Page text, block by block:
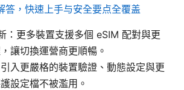
答，快速上手与安全要点全覆盖
：更多裝置支援多個 eSIM 配對與更
讓切換運營商更順暢。
入更嚴格的裝置驗證、動態設定與更
設定檔不被濫用。